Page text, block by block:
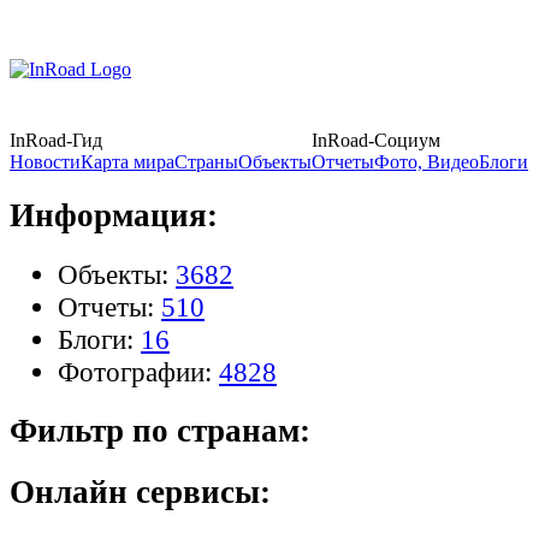
InRoad-Гид
InRoad-Социум
НовостиКарта мираСтраныОбъектыОтчетыФото, ВидеоБлоги
Информация:
Объекты: 3682
Отчеты: 510
Блоги: 16
Фотографии: 4828
Фильтр по странам:
Онлайн сервисы: